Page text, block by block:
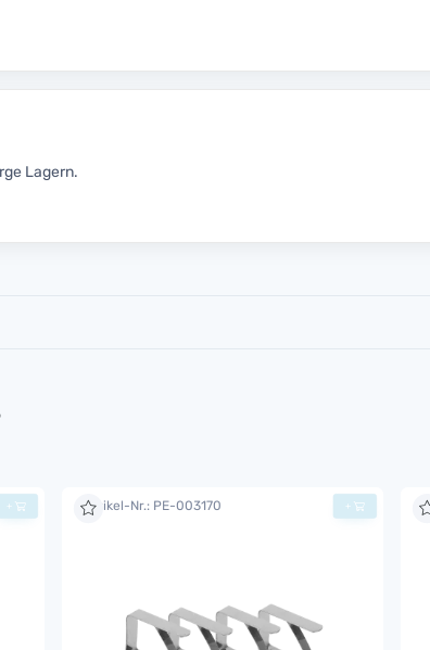
Lagern.
+ Artikel-Nr.: PE-003170 +